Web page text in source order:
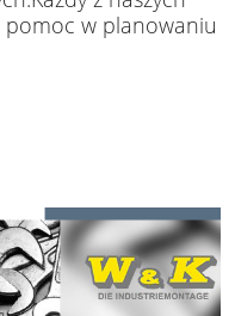
w planowaniu